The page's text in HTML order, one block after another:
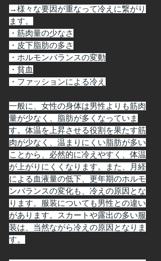
→様々な要因が重なって冷えに繋がり
ます。
・筋肉量の少なさ
・皮下脂肪の多さ
・ホルモンバランスの変動
・貧血
・ファッションによる冷え
一般に、女性の身体は男性よりも筋肉
量が少なく、脂肪が多くなっていま
す。体温を上昇させる役割を果たす筋
肉が少なく、温まりにくい脂肪が多い
ことから、必然的に冷えやすく、体温
が上がりにくくなります。また、月経
による血液量の低下、更年期のホルモ
ンバランスの変化も、冷えの原因とな
ります。服装についても男性との違い
があります。スカートや露出の多い服
装は、当然ながら冷えの原因となりま
す。